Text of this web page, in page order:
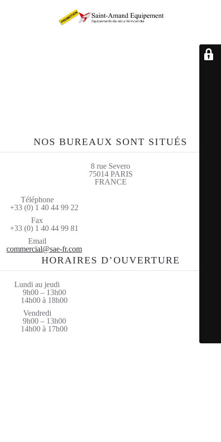
NOS BUREAUX SONT SITUÉS
8 rue Severo
75014 PARIS
FRANCE
Téléphone
+33 (0) 1 40 44 99 22
Fax
+33 (0) 1 40 44 99 81
Email
commercial@sae-fr.com
HORAIRES D’OUVERTURE
Lundi au jeudi
9h00 – 13h00
14h00 à 18h00
Vendredi
9h00 – 13h00
14h00 à 17h00